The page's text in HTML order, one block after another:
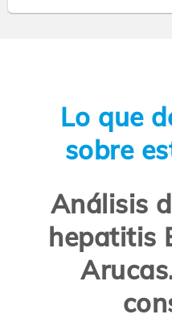
Lo que
sobre
Análisis
hepatitis